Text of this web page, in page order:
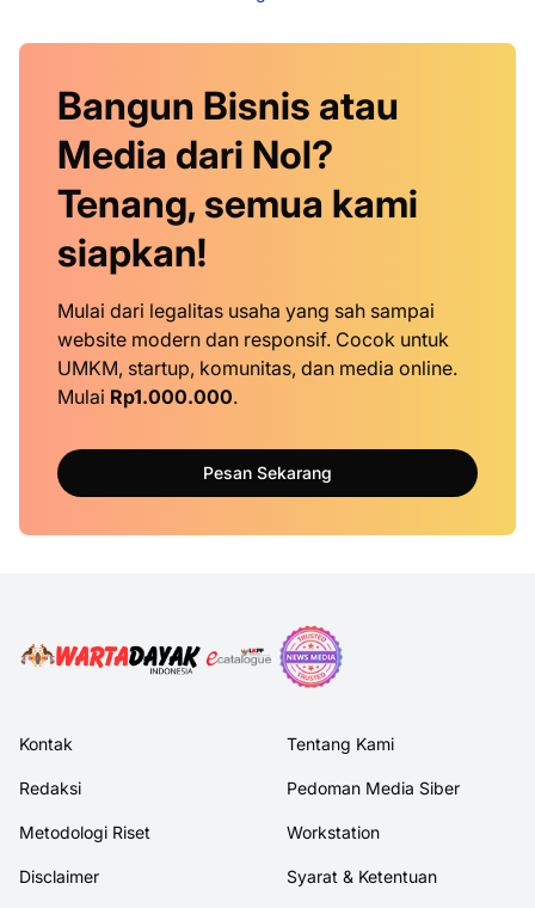
Bangun Bisnis atau
Media dari Nol?
Tenang, semua kami
siapkan!
Mulai dari legalitas usaha yang sah sampai
website modern dan responsif. Cocok untuk
UMKM, startup, komunitas, dan media online.
Mulai Rp1.000.000.
Pesan Sekarang
Kontak Tentang Kami
Redaksi Pedoman Media Siber
Metodologi Riset Workstation
Disclaimer Syarat & Ketentuan